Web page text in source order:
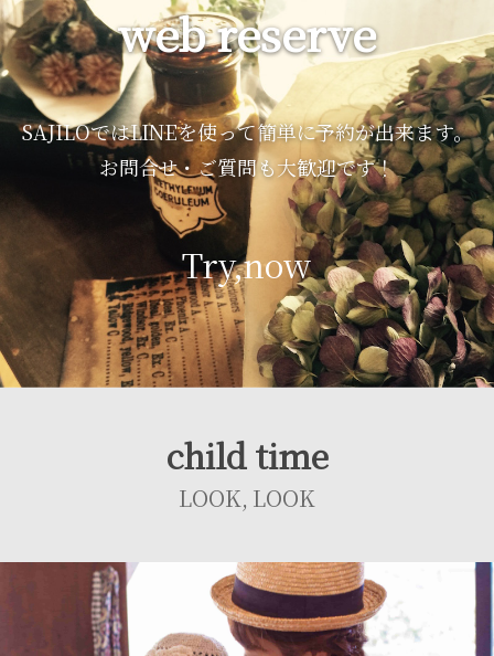
web reserve
SAJILOではLINEを使って簡単に予約が出来ます。
お問合せ・ご質問も大歓迎です！
Try,now
child time
LOOK, LOOK